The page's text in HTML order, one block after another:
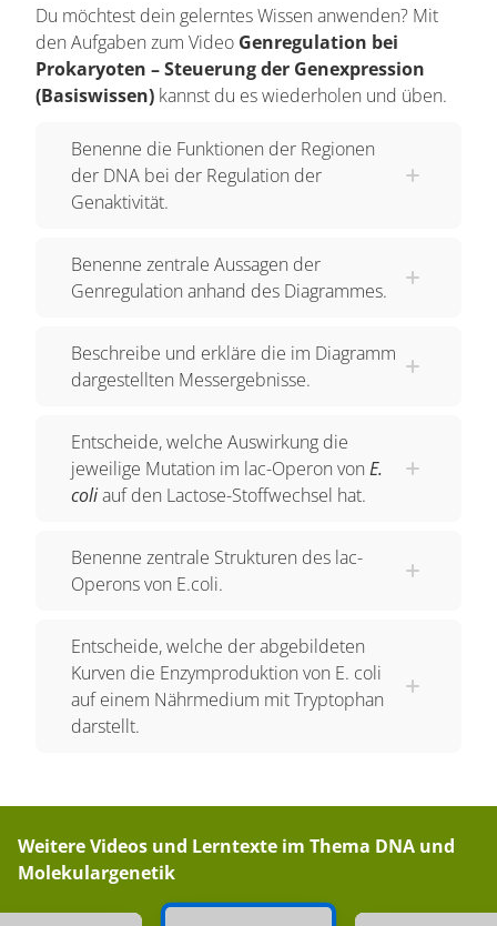
haltigen Nährboden ohne Glucose überführt, setzt
zunächst ein Wachstumsstillstand der Population
ein. Einige Zeit später vermehren sich die
Bakterien jedoch wieder.
Man schloss daraus, dass sie erst bestimmte
Enzyme herstellen müssen, die die Laktose
abbauen. Das Bakterium E.coli hat für die
einige Gene in einer Regulationseinheit
zusammengefasst. Diese Regulationseinheit für
Funktionsweise dieses
Operons
möchte ich dir
Das Lac-Operon setzt sich aus dem Promotor,
dem Operator und den drei Strukturgenen S1, S2
und die dahinter liegenden Gene abliest,
Der Operator wird von einem bestimmten Protein,
demRepressor, gebunden. Durch diese
Bindung wird verhindert, dass die RNA-
Hinderniss vorstellen, an dem die RNA-
Polymerase nicht vorbeikommt. Aber woher
kommt dieser Repressor eigentlich?
Da es ein Protein ist, muss es natürlich auch
Du möchtest dein gelerntes Wissen anwenden? Mit
den Aufgaben zum Video Genregulation bei
Prokaryoten – Steuerung der Genexpression
(Basiswissen) kannst du es wiederholen und üben.
Benenne die Funktionen der Regionen
der DNA bei der Regulation der
Genaktivität.
Benenne zentrale Aussagen der
Genregulation anhand des Diagrammes.
Beschreibe und erkläre die im Diagramm
dargestellten Messergebnisse.
Entscheide, welche Auswirkung die
jeweilige Mutation im lac-Operon von E.
coliauf den Lactose-Stoffwechsel hat.
Benenne zentrale Strukturen des lac-
Operons von E.coli.
Entscheide, welche der abgebildeten
Kurven die Enzymproduktion von E. coli
auf einem Nährmedium mit Tryptophan
darstellt.
Weitere Videos und Lerntexte im Thema DNA und
Molekulargenetik